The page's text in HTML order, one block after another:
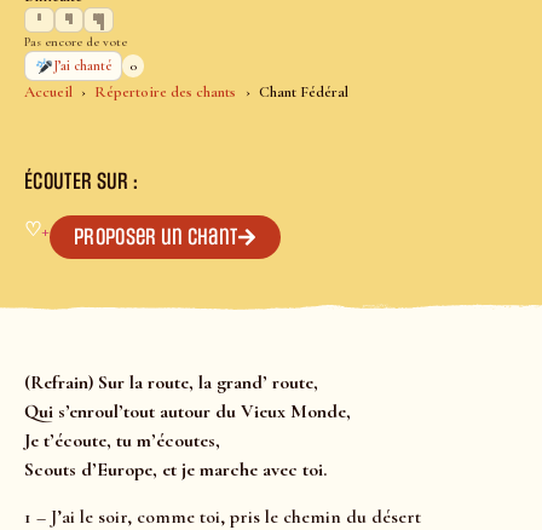
Accueil Répertoire des chants Chant Fédéral
Pas encore de vote
J’ai chanté
0
ÉCOUTER SUR :
♡+ Proposer un chant
(Refrain) Sur la route, la grand’ route,
Qui s’enroul’tout autour du Vieux Monde,
Je t’écoute, tu m’écoutes,
Scouts d’Europe, et je marche avec toi.
1 – J’ai le soir, comme toi, pris le chemin du désert